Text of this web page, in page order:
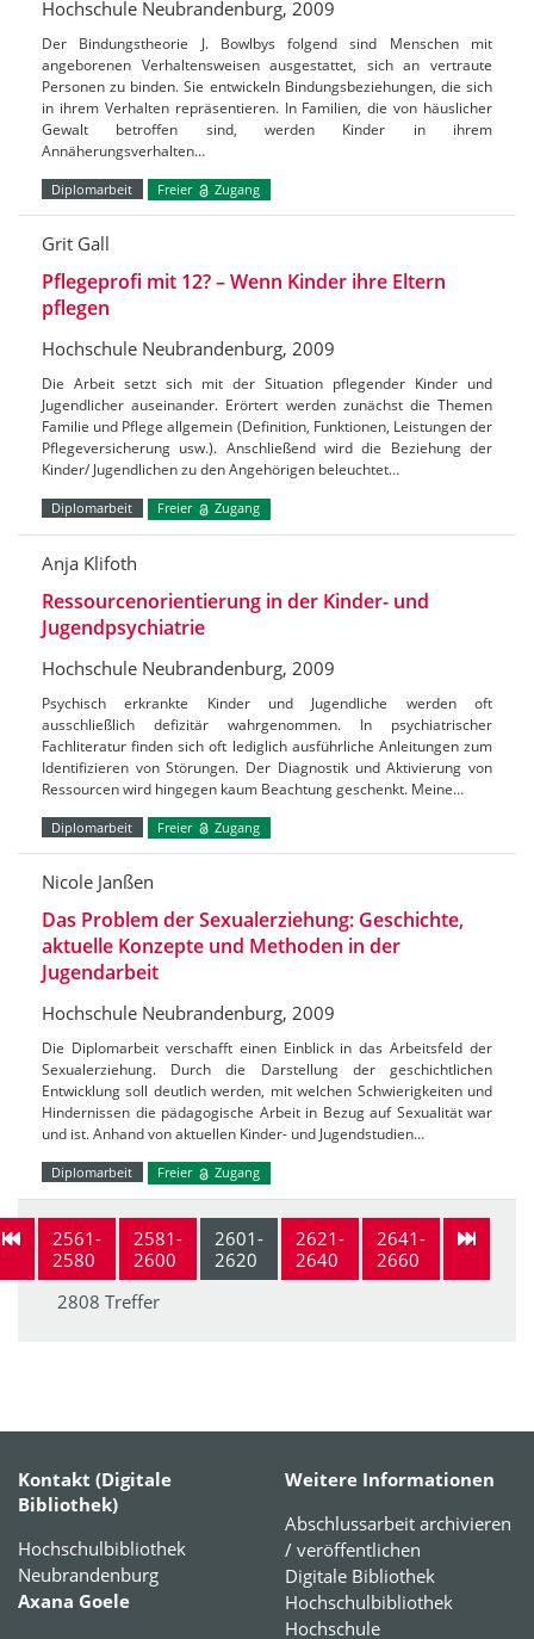
Hochschule Neubrandenburg, 2009
Der Bindungstheorie J. Bowlbys folgend sind Menschen mit
angeborenen Verhaltensweisen ausgestattet, sich an vertraute
Personen zu binden. Sie entwickeln Bindungsbeziehungen, die sich
in ihrem Verhalten repräsentieren. In Familien, die von häuslicher
Gewalt betroffen sind, werden Kinder in ihrem
Annäherungsverhalten…
Diplomarbeit Freier Zugang
Grit Gall
Pflegeprofi mit 12? – Wenn Kinder ihre Eltern
pflegen
Hochschule Neubrandenburg, 2009
Die Arbeit setzt sich mit der Situation pflegender Kinder und
Jugendlicher auseinander. Erörtert werden zunächst die Themen
Familie und Pflege allgemein (Definition, Funktionen, Leistungen der
Pflegeversicherung usw.). Anschließend wird die Beziehung der
Kinder/ Jugendlichen zu den Angehörigen beleuchtet…
Diplomarbeit Freier Zugang
Anja Klifoth
Ressourcenorientierung in der Kinder- und
Jugendpsychiatrie
Hochschule Neubrandenburg, 2009
Psychisch erkrankte Kinder und Jugendliche werden oft
ausschließlich defizitär wahrgenommen. In psychiatrischer
Fachliteratur finden sich oft lediglich ausführliche Anleitungen zum
Identifizieren von Störungen. Der Diagnostik und Aktivierung von
Ressourcen wird hingegen kaum Beachtung geschenkt. Meine…
Diplomarbeit Freier Zugang
Nicole Janßen
Das Problem der Sexualerziehung: Geschichte,
aktuelle Konzepte und Methoden in der
Jugendarbeit
Hochschule Neubrandenburg, 2009
Die Diplomarbeit verschafft einen Einblick in das Arbeitsfeld der
Sexualerziehung. Durch die Darstellung der geschichtlichen
Entwicklung soll deutlich werden, mit welchen Schwierigkeiten und
Hindernissen die pädagogische Arbeit in Bezug auf Sexualität war
und ist. Anhand von aktuellen Kinder- und Jugendstudien…
Diplomarbeit Freier Zugang
2561-
2580
2581-
2600
2601-
2620
2621-
2640
2641-
2660
2808 Treffer
Kontakt (Digitale
Bibliothek)
Hochschulbibliothek
Neubrandenburg
Axana Goele
Weitere Informationen
Abschlussarbeit archivieren
/ veröffentlichen
Digitale Bibliothek
Hochschulbibliothek
Hochschule